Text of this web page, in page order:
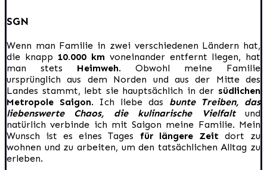
SGN
Wenn man Familie in zwei verschiedenen Ländern hat,
die knapp 10.000 km voneinander entfernt liegen, hat
man stets Heimweh. Obwohl meine Familie
ursprünglich aus dem Norden und aus der Mitte des
Landes stammt, lebt sie hauptsächlich in der südlichen
Metropole Saigon. Ich liebe das bunte Treiben, das
liebenswerte Chaos, die kulinarische Vielfaltund
natürlich verbinde ich mit Saigon meine Familie. Mein
Wunsch ist es eines Tages für längere Zeit dort zu
wohnen und zu arbeiten, um den tatsächlichen Alltag zu
erleben.